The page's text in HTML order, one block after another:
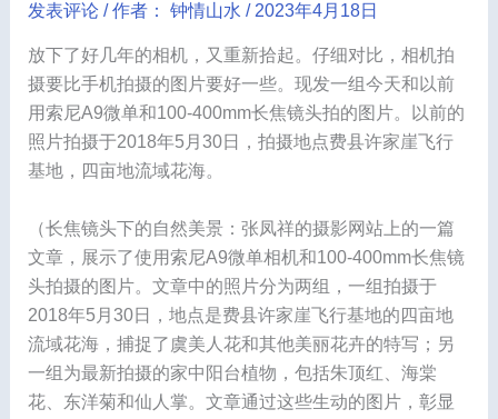
发表评论 / 作者： 钟情山水 / 2023年4月18日
放下了好几年的相机，又重新拾起。仔细对比，相机拍
摄要比手机拍摄的图片要好一些。现发一组今天和以前
用索尼A9微单和100-400mm长焦镜头拍的图片。以前的
照片拍摄于2018年5月30日，拍摄地点费县许家崖飞行
基地，四亩地流域花海。
（长焦镜头下的自然美景：张凤祥的摄影网站上的一篇
文章，展示了使用索尼A9微单相机和100-400mm长焦镜
头拍摄的图片。文章中的照片分为两组，一组拍摄于
2018年5月30日，地点是费县许家崖飞行基地的四亩地
流域花海，捕捉了虞美人花和其他美丽花卉的特写；另
一组为最新拍摄的家中阳台植物，包括朱顶红、海棠
花、东洋菊和仙人掌。文章通过这些生动的图片，彰显